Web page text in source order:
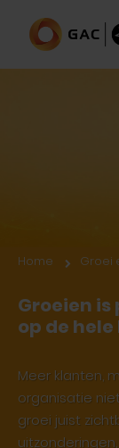
Home Groei
Groeien is
op de
Meer klanten,
organisatie
groei juist